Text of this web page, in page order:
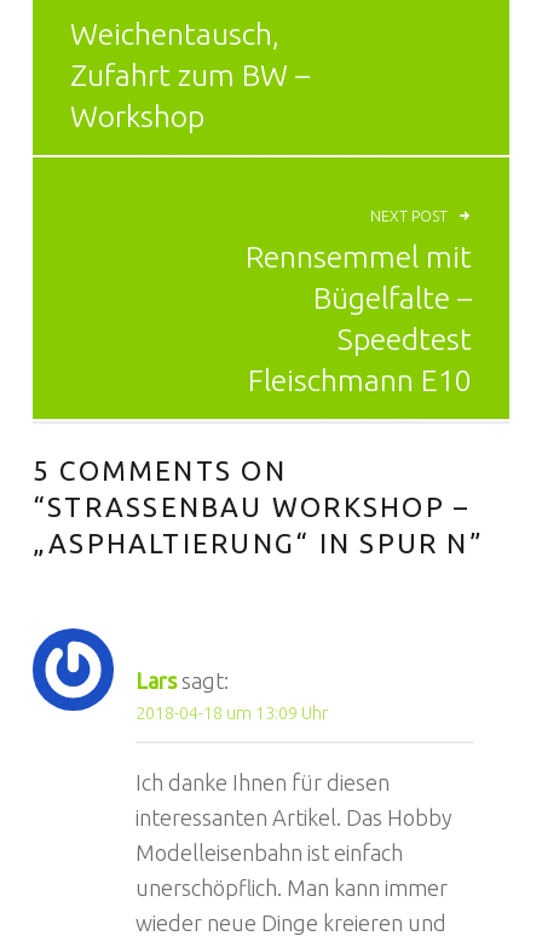
Weichentausch,
Zufahrt zum BW –
Workshop
NEXT POST
Rennsemmel mit
Bügelfalte –
Speedtest
Fleischmann E10
5 COMMENTS ON
“STRASSENBAU WORKSHOP – „
ASPHALTIERUNG“ IN SPUR N
”
Lars sagt:
2018-04-18 um 13:09 Uhr
Ich danke Ihnen für diesen
interessanten Artikel. Das Hobby
Modelleisenbahn ist einfach
unerschöpflich. Man kann immer
wieder neue Dinge kreieren und